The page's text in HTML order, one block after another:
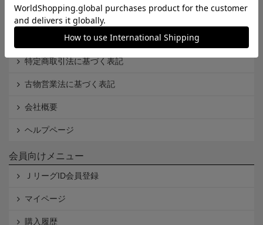
個人情報保護方針
Cookieポリシー
特定商取引法に基づく表記
古物営業法に基づく表記
会社概要
ヘルプページ
会員向けメニュー
ＪリーグID会員登録
マイページ
購入履歴